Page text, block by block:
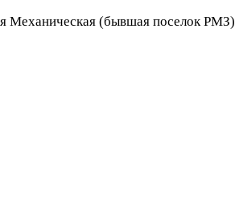
Механическая (бывшая поселок РМЗ)